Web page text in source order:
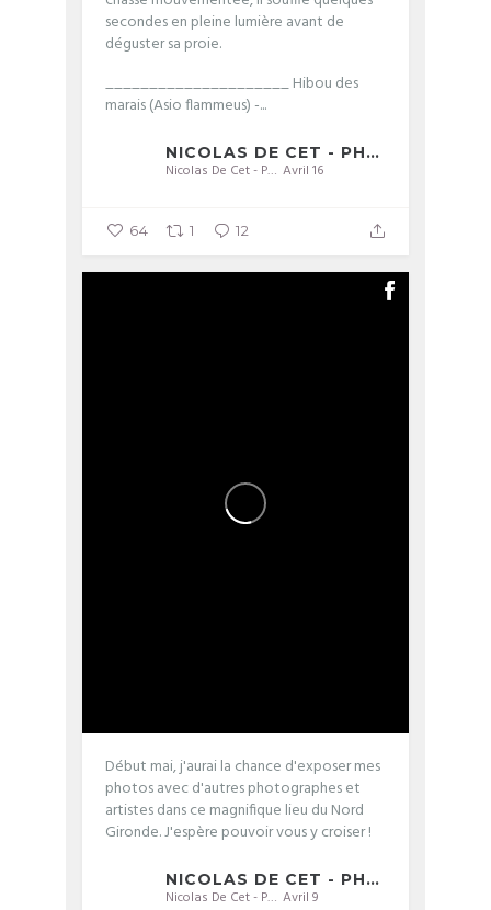
secondes en pleine lumière avant de
déguster sa proie.
_____________________Hibou des
marais (Asio flammeus) -...
NICOLAS DE CET - PHOTOGRAPHIE
Nicolas De Cet - Photographie Avril 16
64 1 12
Début mai, j'aurai la chance d'exposer mes
photos avec d'autres photographes et
artistes dans ce magnifique lieu du Nord
Gironde. J'espère pouvoir vous y croiser !
NICOLAS DE CET - PHOTOGRAPHIE
Nicolas De Cet - Photographie Avril 9